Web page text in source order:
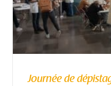
Journée de